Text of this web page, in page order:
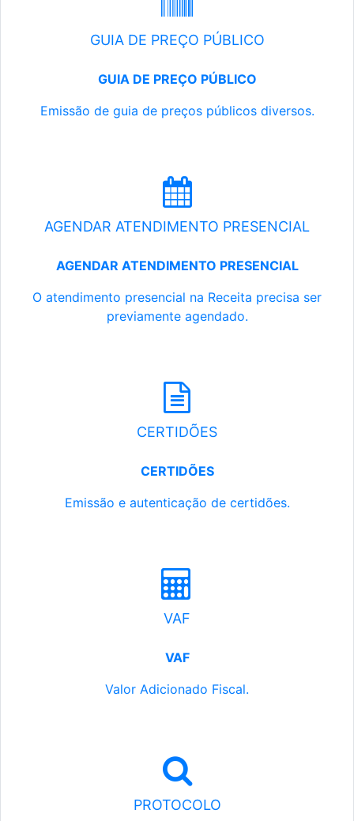
GUIA DE PREÇO PÚBLICO
GUIA DE PREÇO PÚBLICO
Emissão de guia de preços públicos diversos.
AGENDAR ATENDIMENTO PRESENCIAL
AGENDAR ATENDIMENTO PRESENCIAL
O atendimento presencial na Receita precisa ser
previamente agendado.
CERTIDÕES
CERTIDÕES
Emissão e autenticação de certidões.
VAF
VAF
Valor Adicionado Fiscal.
PROTOCOLO